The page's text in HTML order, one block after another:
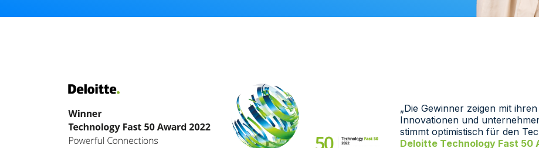
Deloitte Technology Fast 50
„Die Gewinner zeigen mit
Innovationen und
stimmt optimistisch für den